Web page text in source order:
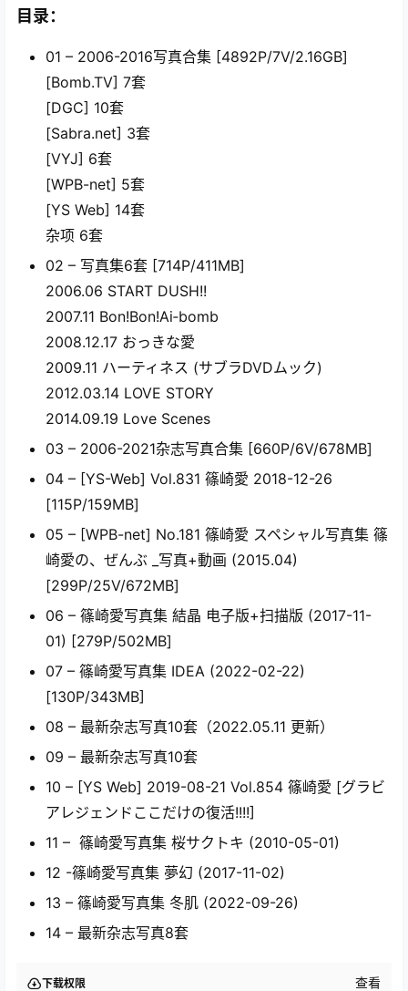
目录：
01 – 2006-2016写真合集 [4892P/7V/2.16GB]
[Bomb.TV] 7套
[DGC] 10套
[Sabra.net] 3套
[VYJ] 6套
[WPB-net] 5套
[YS Web] 14套
杂项 6套
02 – 写真集6套 [714P/411MB]
2006.06 START DUSH!!
2007.11 Bon!Bon!Ai‐bomb
2008.12.17 おっきな愛
2009.11 ハーティネス (サブラDVDムック)
2012.03.14 LOVE STORY
2014.09.19 Love Scenes
03 – 2006-2021杂志写真合集 [660P/6V/678MB]
04 – [YS-Web] Vol.831 篠崎愛 2018-12-26
[115P/159MB]
05 – [WPB-net] No.181 篠崎愛 スペシャル写真集 篠
崎愛の、ぜんぶ _写真+動画 (2015.04)
[299P/25V/672MB]
06 – 篠崎愛写真集 結晶 电子版+扫描版 (2017-11-
01) [279P/502MB]
07 – 篠崎愛写真集 IDEA (2022-02-22)
[130P/343MB]
08 – 最新杂志写真10套（2022.05.11 更新）
09 – 最新杂志写真10套
10 – [YS Web] 2019-08-21 Vol.854 篠崎愛 [グラビ
アレジェンドここだけの復活!!!!]
11 – 篠崎愛写真集 桜サクトキ (2010-05-01)
12 -篠崎愛写真集 夢幻 (2017-11-02)
13 – 篠崎愛写真集 冬肌 (2022-09-26)
14 – 最新杂志写真8套
下载权限 查看